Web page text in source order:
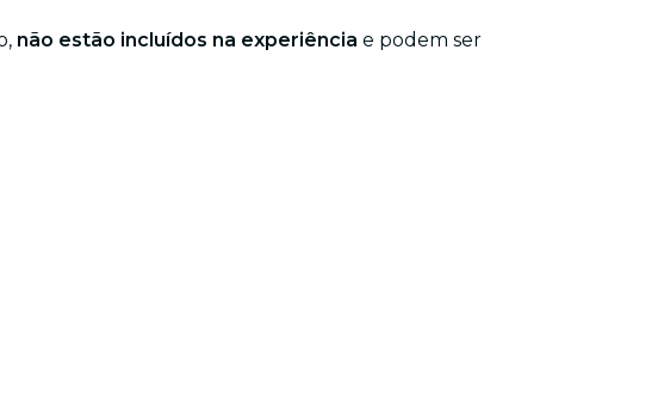
não estão incluídos na experiência e podem ser